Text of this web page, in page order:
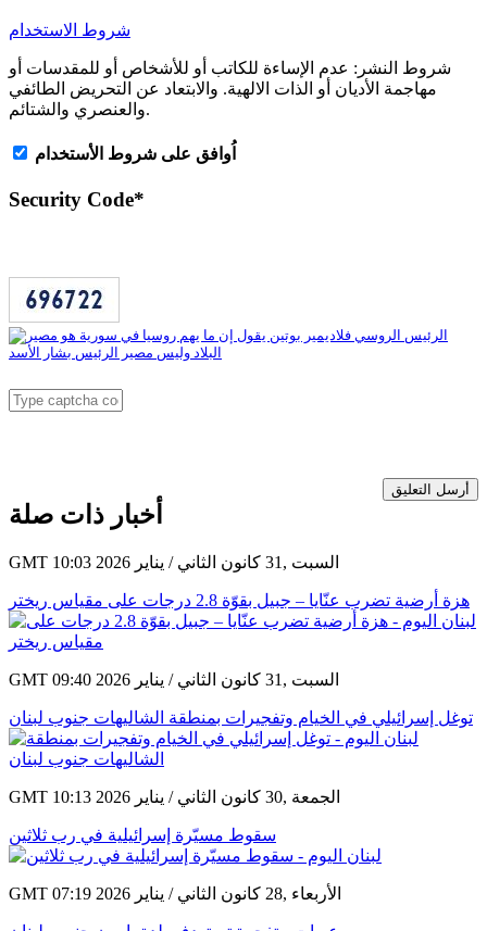
شروط الاستخدام
شروط النشر: عدم الإساءة للكاتب أو للأشخاص أو للمقدسات أو
مهاجمة الأديان أو الذات الالهية. والابتعاد عن التحريض الطائفي
والعنصري والشتائم.
اُوافق على شروط الأستخدام
Security Code*
أرسل التعليق
أخبار ذات صلة
GMT 10:03 2026 السبت ,31 كانون الثاني / يناير
هزة أرضية تضرب عنّايا – جبيل بقوّة 2.8 درجات على مقياس ريختر
GMT 09:40 2026 السبت ,31 كانون الثاني / يناير
توغل إسرائيلي في الخيام وتفجيرات بمنطقة الشاليهات جنوب لبنان
GMT 10:13 2026 الجمعة ,30 كانون الثاني / يناير
سقوط مسيّرة إسرائيلية في رب ثلاثين
GMT 07:19 2026 الأربعاء ,28 كانون الثاني / يناير